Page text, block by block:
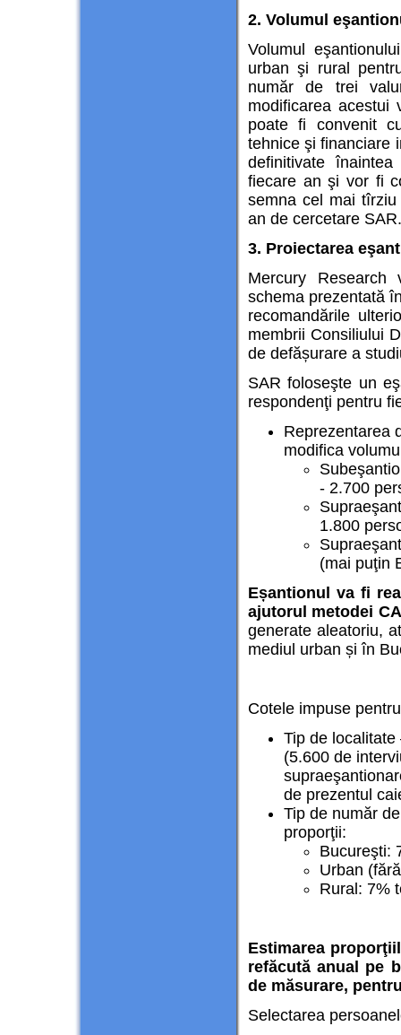
2. Volumul
Volumul
urban şi rural
număr de trei
modificarea acestui
poate fi convenit
tehnice şi financiare
definitivate
fiecare an şi vor fi
semna cel mai
an de cercetare SAR.
3. Proiectarea
Mercury
schema prezentată
recomandările
membrii Consiliului
de defășurare a
SAR foloseşte un
respondenţi pentru
Reprezentarea
modifica
- 2.700
1.800
(mai puţin
Eșantionul va fi
ajutorul metodei
generate aleatoriu,
mediul urban și în
Cotele impuse
Tip de
(5.600 de
de prezentul
Tip de număr
proporţii:
Bucureşti:
Urban
Rural: 7%
Estimarea
refăcută anual pe
de măsurare,
Selectarea